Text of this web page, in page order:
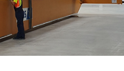
8
5
6+
Years of Success